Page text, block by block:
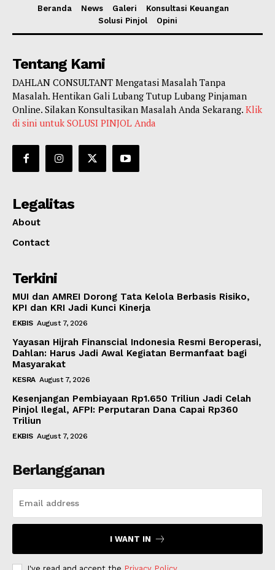
Beranda News Galeri
Konsultasi Keuangan
Solusi Pinjol
Opini
Tentang Kami
DAHLAN CONSULTANT Mengatasi Masalah Tanpa
Masalah. Hentikan Gali Lubang Tutup Lubang Pinjaman
Online. Silakan Konsultasikan Masalah Anda Sekarang. Klik
di sini untuk SOLUSI PINJOL Anda
Legalitas
About
Contact
Terkini
MUI dan AMREI Dorong Tata Kelola Berbasis Risiko,
KPI dan KRI Jadi Kunci Kinerja
EKBIS August 7, 2026
Yayasan Hijrah Finanscial Indonesia Resmi Beroperasi,
Dahlan: Harus Jadi Awal Kegiatan Bermanfaat bagi
Masyarakat
KESRA August 7, 2026
Kesenjangan Pembiayaan Rp1.650 Triliun Jadi Celah
Pinjol Ilegal, AFPI: Perputaran Dana Capai Rp360
Triliun
EKBIS August 7, 2026
Berlangganan
I WANT IN